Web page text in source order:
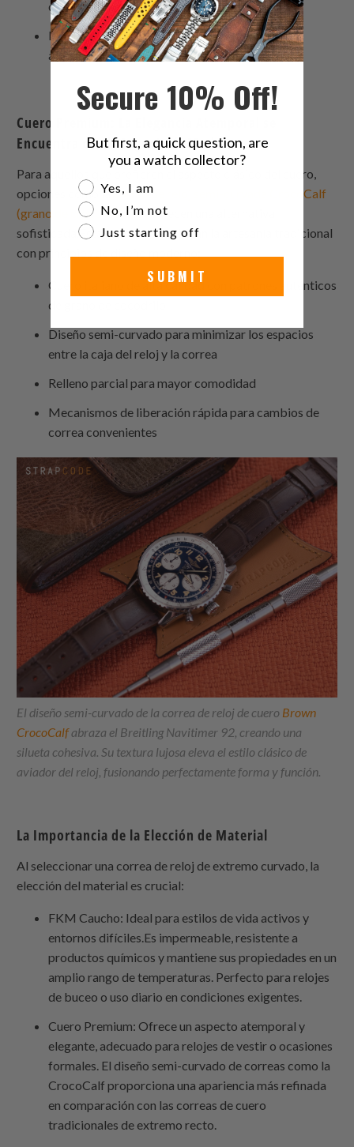
de alta gama
Bordes de hebilla angulados para prevenir
aflojamiento involuntario
Cuero Premium: La Elegancia Atemporal se
Encuentra con la Ingeniería Moderna
Para aquellos que prefieren el aspecto clásico del cuero,
opciones como lacorrea de reloj semi-curvada CrocoCalf
(grano de croco italiano)ofrecen una alternativa
sofisticada.Estas correas combinan la artesanía tradicional
con principios de diseño moderno:
Cuero italiano de alta calidad con patrones auténticos
de grano de cocodrilo
Diseño semi-curvado para minimizar los espacios
entre la caja del reloj y la correa
Relleno parcial para mayor comodidad
Mecanismos de liberación rápida para cambios de
correa convenientes
El diseño semi-curvado de la correa de reloj de cuero Brown
CrocoCalfabraza el Breitling Navitimer 92, creando una
silueta cohesiva. Su textura lujosa eleva el estilo clásico de
aviador del reloj, fusionando perfectamente forma y función.
La Importancia de la Elección de Material
Al seleccionar una correa de reloj de extremo curvado, la
elección del material es crucial:
FKM Caucho: Ideal para estilos de vida activos y
entornos difíciles.Es impermeable, resistente a
productos químicos y mantiene sus propiedades en un
amplio rango de temperaturas. Perfecto para relojes
de buceo o uso diario en condiciones exigentes.
Cuero Premium: Ofrece un aspecto atemporal y
elegante, adecuado para relojes de vestir o ocasiones
formales. El diseño semi-curvado de correas como la
CrocoCalf proporciona una apariencia más refinada
en comparación con las correas de cuero
tradicionales de extremo recto.
Secure 10% Off!
But first, a quick question, are
you a watch collector?
Are you a watch collector?
Yes, I am
No, I’m not
Just starting off
SUBMIT